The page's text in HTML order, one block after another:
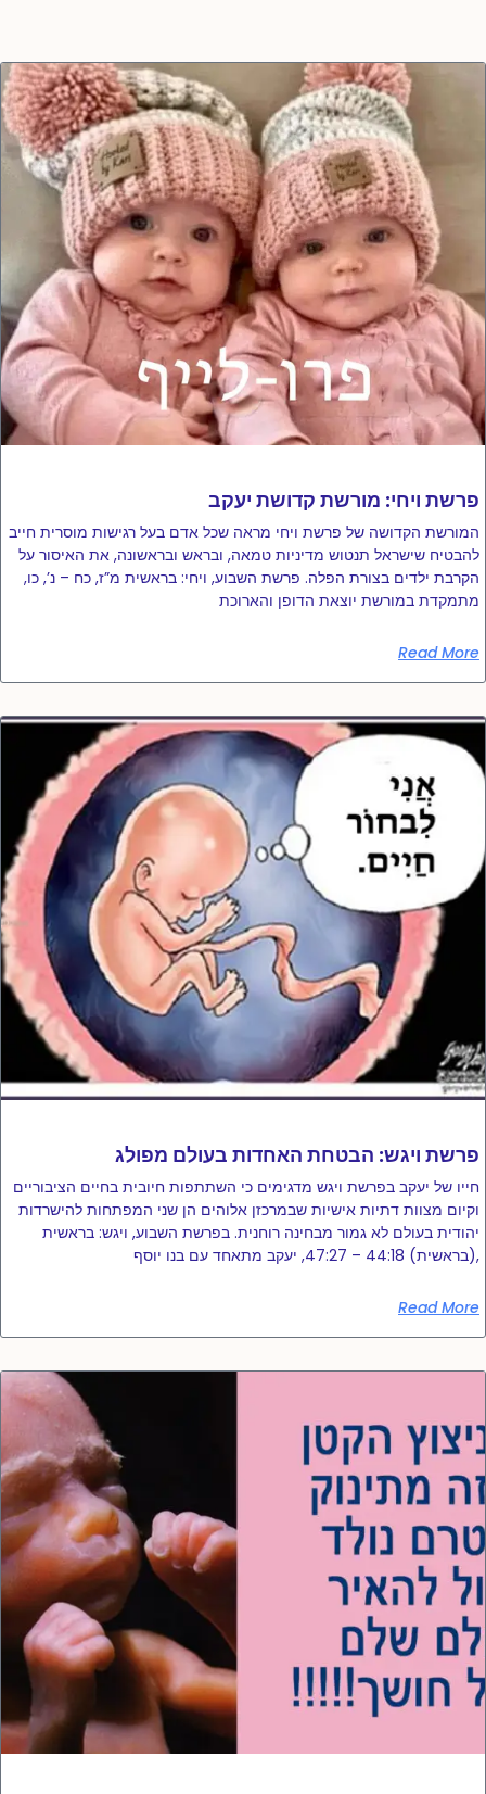
פרשת ויחי: מורשת קדושת יעקב
המורשת הקדושה של פרשת ויחי מראה שכל אדם בעל רגישות מוסרית חייב
להבטיח שישראל תנטוש מדיניות טמאה, ובראש ובראשונה, את האיסור על
הקרבת ילדים בצורת הפלה. פרשת השבוע, ויחי: בראשית מ”ז, כח – נ’, כו,
מתמקדת במורשת יוצאת הדופן והארוכת
Read More
פרשת ויגש: הבטחת האחדות בעולם מפולג
חייו של יעקב בפרשת ויגש מדגימים כי השתתפות חיובית בחיים הציבוריים
וקיום מצוות דתיות אישיות שבמרכזן אלוהים הן שני המפתחות להישרדות
יהודית בעולם לא גמור מבחינה רוחנית. בפרשת השבוע, ויגש: בראשית
(בראשית) 44:18 – 47:27, יעקב מתאחד עם בנו יוסף,
Read More